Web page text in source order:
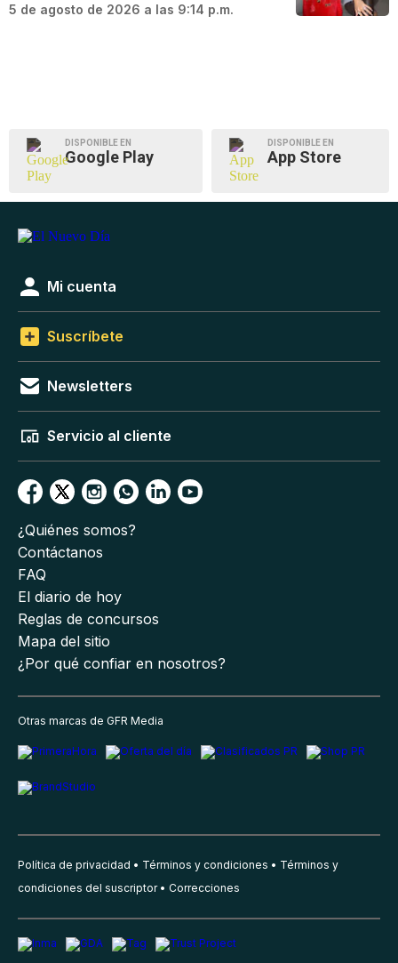
5 de agosto de 2026 a las 9:14 p.m.
DISPONIBLE EN
Google Play
DISPONIBLE EN
App Store
Mi cuenta
Suscríbete
Newsletters
Servicio al cliente
¿Quiénes somos?
Contáctanos
FAQ
El diario de hoy
Reglas de concursos
Mapa del sitio
¿Por qué confiar en nosotros?
Otras marcas de GFR Media
Política de privacidad Términos y condiciones
Términos y
condiciones del suscriptor
Correcciones